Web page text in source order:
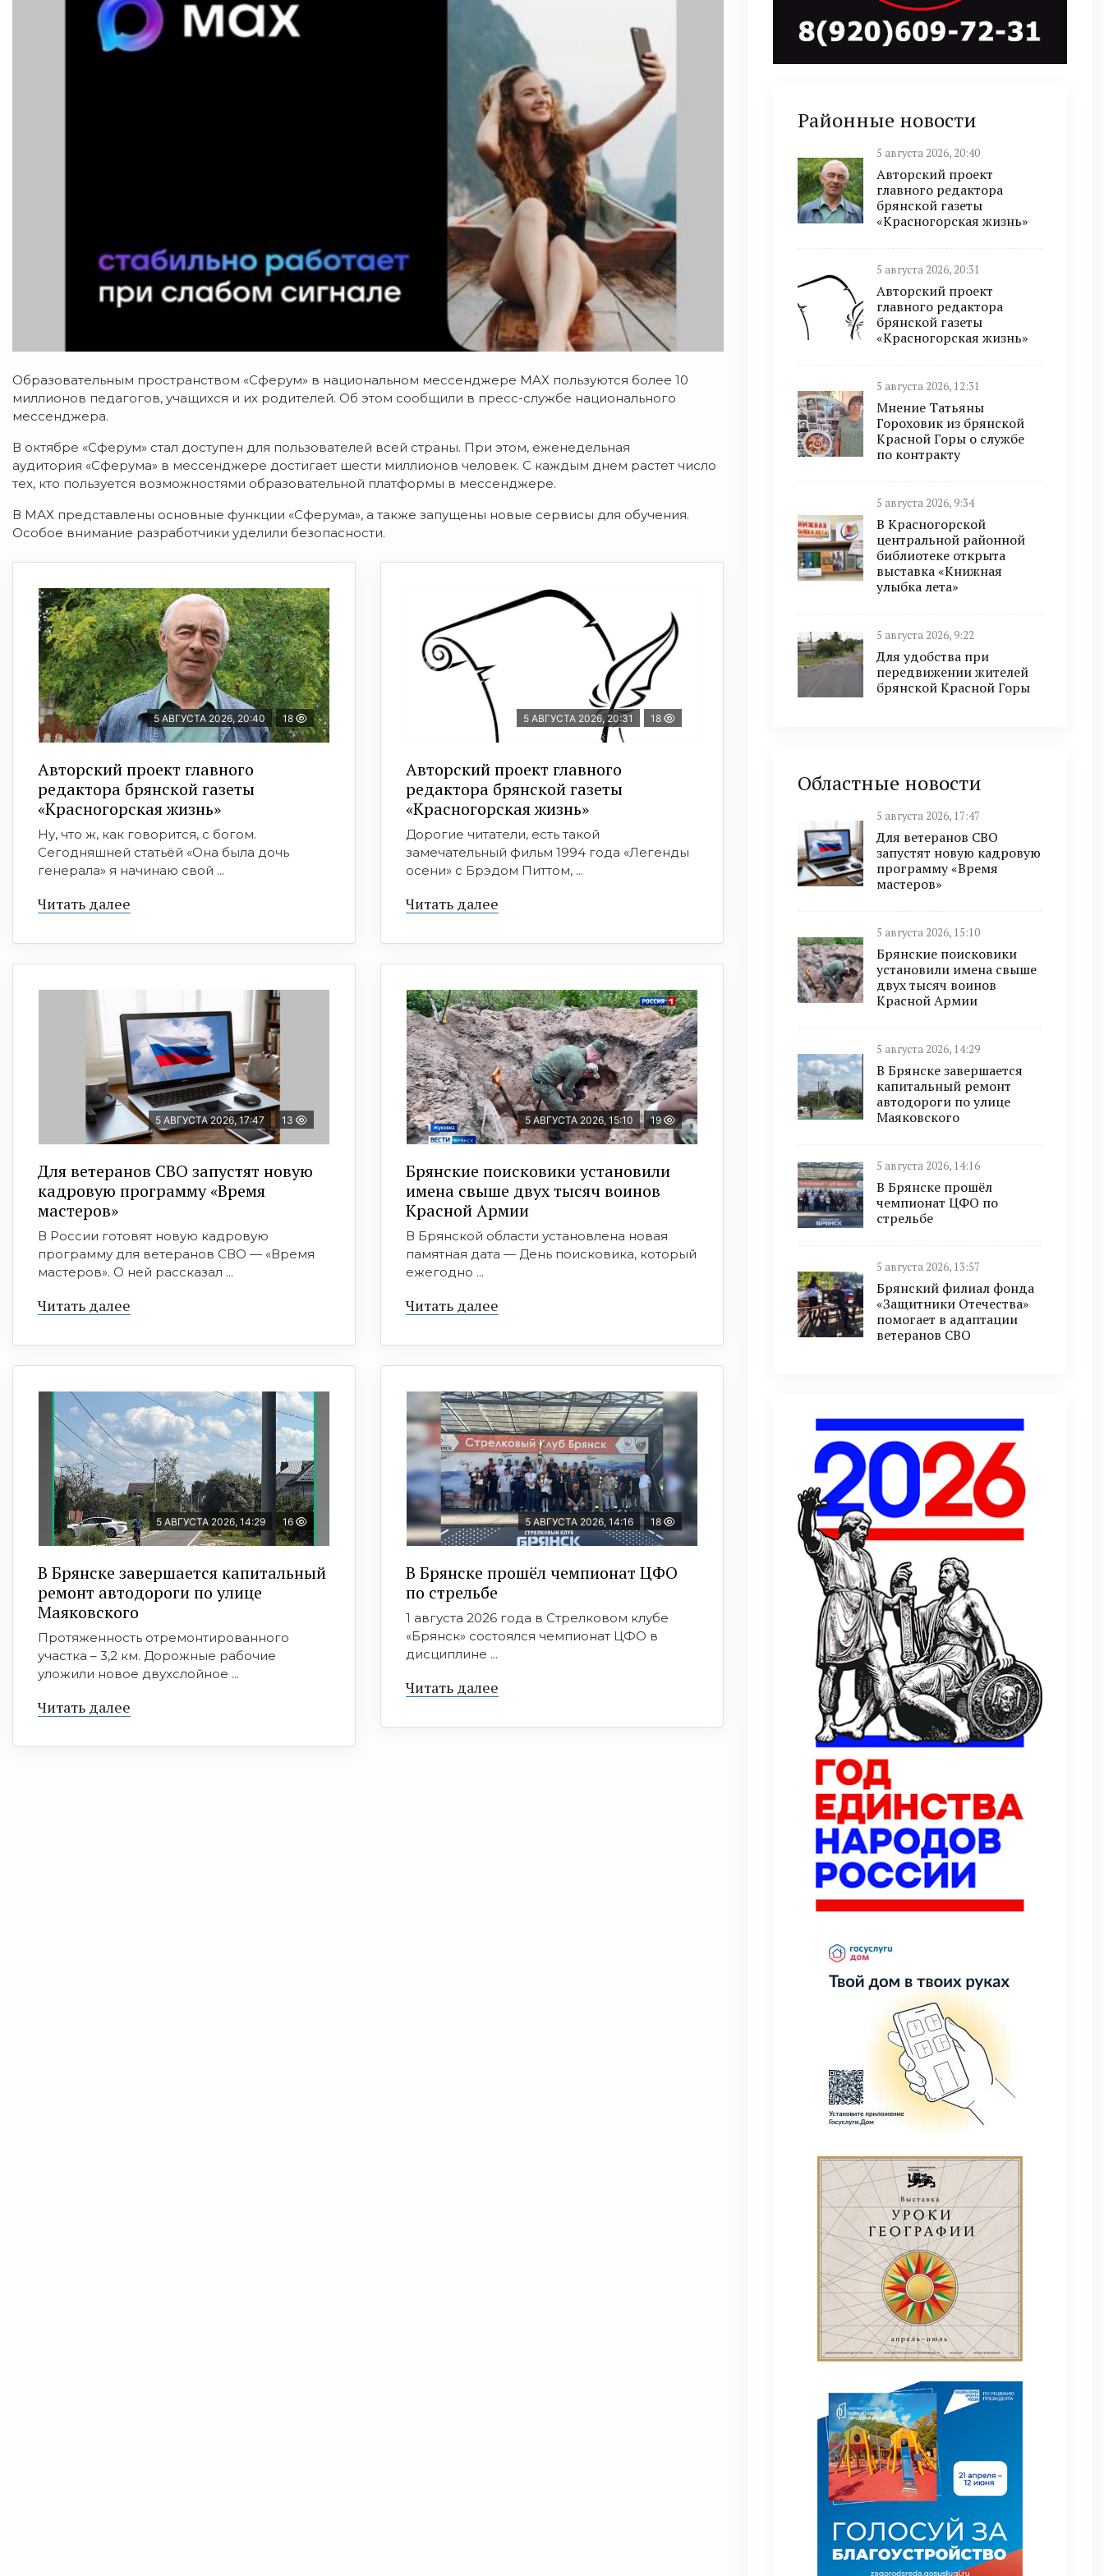
Образовательным пространством «Сферум» в национальном мессенджере MAX пользуются более 10
миллионов педагогов, учащихся и их родителей. Об этом сообщили в пресс-службе национального
мессенджера.
В октябре «Сферум» стал доступен для пользователей всей страны. При этом, еженедельная
аудитория «Сферума» в мессенджере достигает шести миллионов человек. С каждым днем растет число
тех, кто пользуется возможностями образовательной платформы в мессенджере.
В МАХ представлены основные функции «Сферума», а также запущены новые сервисы для обучения.
Особое внимание разработчики уделили безопасности.
5 АВГУСТА 2026, 20:40 18
Авторский проект главного
редактора брянской газеты
«Красногорская жизнь»
Ну, что ж, как говорится, с богом.
Сегодняшней статьёй «Она была дочь
генерала» я начинаю свой ...
Читать далее
5 АВГУСТА 2026, 20:31 18
Авторский проект главного
редактора брянской газеты
«Красногорская жизнь»
Дорогие читатели, есть такой
замечательный фильм 1994 года «Легенды
осени» с Брэдом Питтом, ...
Читать далее
5 АВГУСТА 2026, 17:47 13
Для ветеранов СВО запустят новую
кадровую программу «Время
мастеров»
В России готовят новую кадровую
программу для ветеранов СВО — «Время
мастеров». О ней рассказал ...
Читать далее
5 АВГУСТА 2026, 15:10 19
Брянские поисковики установили
имена свыше двух тысяч воинов
Красной Армии
В Брянской области установлена новая
памятная дата — День поисковика, который
ежегодно ...
Читать далее
5 АВГУСТА 2026, 14:29 16
В Брянске завершается капитальный
ремонт автодороги по улице
Маяковского
Протяженность отремонтированного
участка – 3,2 км. Дорожные рабочие
уложили новое двухслойное ...
Читать далее
5 АВГУСТА 2026, 14:16 18
В Брянске прошёл чемпионат ЦФО
по стрельбе
1 августа 2026 года в Стрелковом клубе
«Брянск» состоялся чемпионат ЦФО в
дисциплине ...
Читать далее
Районные новости
5 августа 2026, 20:40
Авторский проект
главного редактора
брянской газеты
«Красногорская жизнь»
5 августа 2026, 20:31
Авторский проект
главного редактора
брянской газеты
«Красногорская жизнь»
5 августа 2026, 12:31
Мнение Татьяны
Гороховик из брянской
Красной Горы о службе
по контракту
5 августа 2026, 9:34
В Красногорской
центральной районной
библиотеке открыта
выставка «Книжная
улыбка лета»
5 августа 2026, 9:22
Для удобства при
передвижении жителей
брянской Красной Горы
Областные новости
5 августа 2026, 17:47
Для ветеранов СВО
запустят новую кадровую
программу «Время
мастеров»
5 августа 2026, 15:10
Брянские поисковики
установили имена свыше
двух тысяч воинов
Красной Армии
5 августа 2026, 14:29
В Брянске завершается
капитальный ремонт
автодороги по улице
Маяковского
5 августа 2026, 14:16
В Брянске прошёл
чемпионат ЦФО по
стрельбе
5 августа 2026, 13:57
Брянский филиал фонда
«Защитники Отечества»
помогает в адаптации
ветеранов СВО